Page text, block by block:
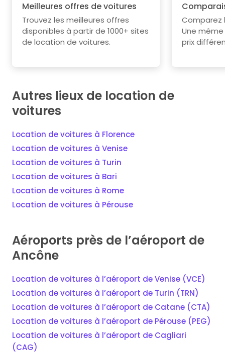
Meilleures offres de voitures
Trouvez les meilleures offres
disponibles à partir de 1000+ sites
de location de voitures.
Comparez
Une
prix
Autres lieux de location de
voitures
Location de voitures à Florence
Location de voitures à Venise
Location de voitures à Turin
Location de voitures à Bari
Location de voitures à Rome
Location de voitures à Pérouse
Aéroports près de l’aéroport de
Ancône
Location de voitures à l’aéroport de Venise (VCE)
Location de voitures à l’aéroport de Turin (TRN)
Location de voitures à l’aéroport de Catane (CTA)
Location de voitures à l’aéroport de Pérouse (PEG)
Location de voitures à l’aéroport de Cagliari
(CAG)